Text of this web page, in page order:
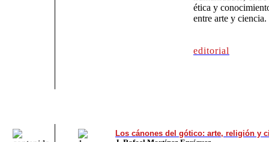
ética y
entre arte y ciencia.
editorial
Los cánones del gótico: arte, religión y